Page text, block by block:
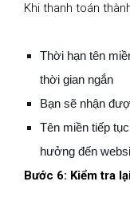
Khi thanh toán
Thời hạn tên
thời gian ngắn
Bạn sẽ nhận
Tên miền tiếp
hưởng đến
Bước 6: Kiểm tra